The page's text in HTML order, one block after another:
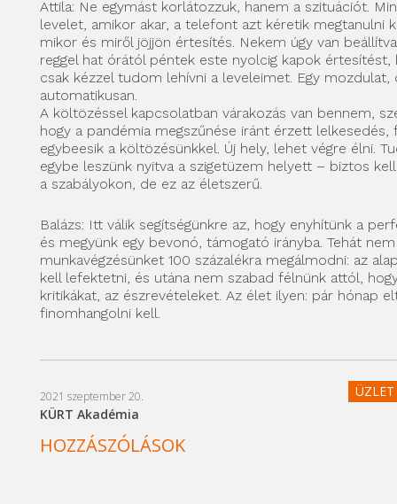
Attila: Ne egymást korlátozzuk, hanem a szituációt.
levelet, amikor akar, a telefont azt kéretik megtanulni
mikor és miről jöjjön értesítés. Nekem úgy van
reggel hat órától péntek este nyolcig kapok értesítést,
csak kézzel tudom lehívni a leveleimet. Egy
automatikusan.
A költözéssel kapcsolatban várakozás van bennem,
hogy a pandémia megszűnése iránt érzett lelkesedés,
egybeesik a költözésünkkel. Új hely, lehet végre élni.
egybe leszünk nyitva a szigetüzem helyett – biztos
a szabályokon, de ez az életszerű.
Balázs: Itt válik segítségünkre az, hogy enyhítünk a
és megyünk egy bevonó, támogató irányba. Tehát
munkavégzésünket 100 százalékra megálmodni: az
kell lefektetni, és utána nem szabad félnünk attól,
kritikákat, az észrevételeket. Az élet ilyen: pár hónap
finomhangolni kell.
2021 szeptember 20.
KÜRT Akadémia
ÜZLET
HOZZÁSZÓLÁSOK